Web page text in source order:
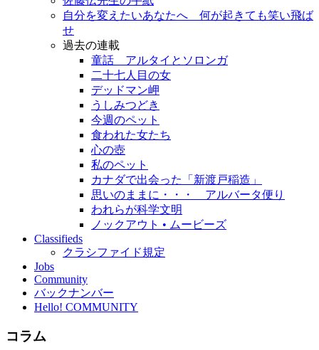
自分を変えたいあなたへ 何が起きても笑い飛ば
せ
過去の連載
童話 アルタイとソロンガ
二十七人目の女
デッドマン岬
うしみつどき
今週のペット
食われた女たち
心の壺
私のペット
カナダで出会った「新渡戸稲造」
思いのままに・・・ アルバータ便り
われらが科学文明
ノックアウト • ムービーズ
Classifieds
クラシファイド規定
Jobs
Community
バックナンバー
Hello! COMMUNITY
コラム